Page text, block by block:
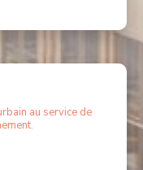
au service de